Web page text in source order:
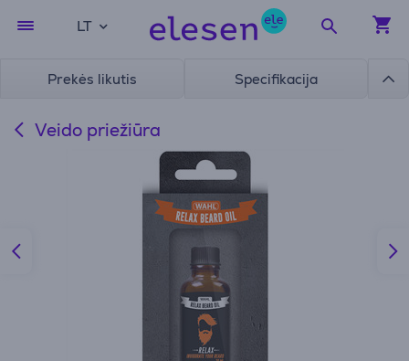
LT
Prekės likutis Specifikacija
Veido priežiūra